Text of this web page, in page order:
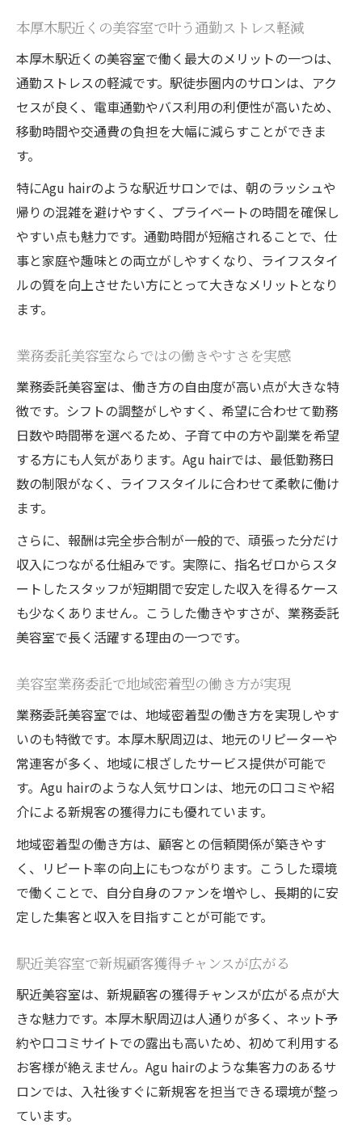
本厚木駅近くの美容室で叶う通勤ストレス軽減
本厚木駅近くの美容室で働く最大のメリットの一つは、
通勤ストレスの軽減です。駅徒歩圏内のサロンは、アク
セスが良く、電車通勤やバス利用の利便性が高いため、
移動時間や交通費の負担を大幅に減らすことができま
す。
特にAgu hairのような駅近サロンでは、朝のラッシュや
帰りの混雑を避けやすく、プライベートの時間を確保し
やすい点も魅力です。通勤時間が短縮されることで、仕
事と家庭や趣味との両立がしやすくなり、ライフスタイ
ルの質を向上させたい方にとって大きなメリットとなり
ます。
業務委託美容室ならではの働きやすさを実感
業務委託美容室は、働き方の自由度が高い点が大きな特
徴です。シフトの調整がしやすく、希望に合わせて勤務
日数や時間帯を選べるため、子育て中の方や副業を希望
する方にも人気があります。Agu hairでは、最低勤務日
数の制限がなく、ライフスタイルに合わせて柔軟に働け
ます。
さらに、報酬は完全歩合制が一般的で、頑張った分だけ
収入につながる仕組みです。実際に、指名ゼロからスタ
ートしたスタッフが短期間で安定した収入を得るケース
も少なくありません。こうした働きやすさが、業務委託
美容室で長く活躍する理由の一つです。
美容室業務委託で地域密着型の働き方が実現
業務委託美容室では、地域密着型の働き方を実現しやす
いのも特徴です。本厚木駅周辺は、地元のリピーターや
常連客が多く、地域に根ざしたサービス提供が可能で
す。Agu hairのような人気サロンは、地元の口コミや紹
介による新規客の獲得力にも優れています。
地域密着型の働き方は、顧客との信頼関係が築きやす
く、リピート率の向上にもつながります。こうした環境
で働くことで、自分自身のファンを増やし、長期的に安
定した集客と収入を目指すことが可能です。
駅近美容室で新規顧客獲得チャンスが広がる
駅近美容室は、新規顧客の獲得チャンスが広がる点が大
きな魅力です。本厚木駅周辺は人通りが多く、ネット予
約や口コミサイトでの露出も高いため、初めて利用する
お客様が絶えません。Agu hairのような集客力のあるサ
ロンでは、入社後すぐに新規客を担当できる環境が整っ
ています。